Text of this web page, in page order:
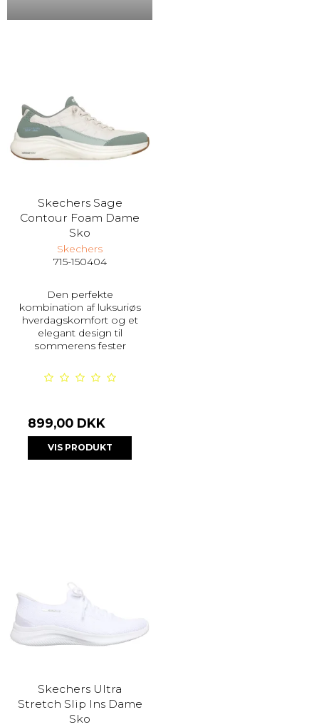
Skechers Sage
Contour Foam Dame
Sko
Skechers
715-150404
Den perfekte
kombination af luksuriøs
hverdagskomfort og et
elegant design til
sommerens fester
899,00 DKK
VIS PRODUKT
Skechers Ultra
Stretch Slip Ins Dame
Sko